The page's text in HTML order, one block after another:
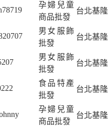
孕婦兒童
商品批發
台北基隆
男女服飾
批發
台北基隆
男女服飾
批發
台北基隆
食品特產
批發
台北基隆
孕婦兒童
商品批發
台北基隆